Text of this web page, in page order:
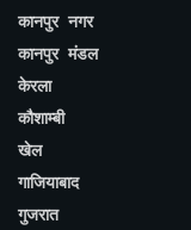
कानपुर नगर
कानपुर मंडल
केरला
कौशाम्बी
खेल
गाजियाबाद
गुजरात